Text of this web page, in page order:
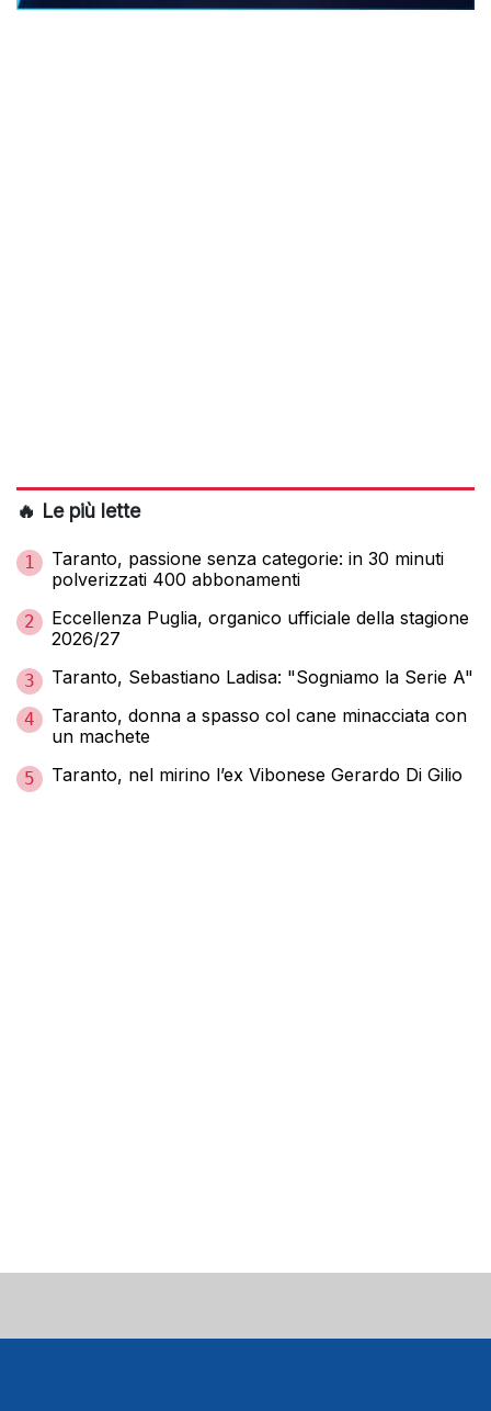
🔥 Le più lette
1
Taranto, passione senza categorie: in 30 minuti
polverizzati 400 abbonamenti
2
Eccellenza Puglia, organico ufficiale della stagione
2026/27
3 Taranto, Sebastiano Ladisa: "Sogniamo la Serie A"
4
Taranto, donna a spasso col cane minacciata con
un machete
5 Taranto, nel mirino l’ex Vibonese Gerardo Di Gilio